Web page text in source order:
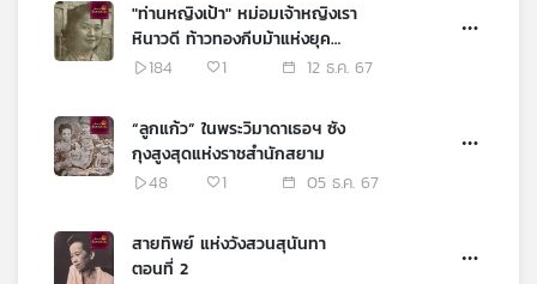
"ท่านหญิงเป้า" หม่อมเจ้าหญิงเรา
หินาวดี ท้าวทองกีบม้าแห่งยุค
รัชกาลที่ 9
184 1 12 ธ.ค. 67
“ลูกแก้ว” ในพระวิมาดาเธอฯ ซัง
กุงสูงสุดแห่งราชสำนักสยาม
48
1 05 ธ.ค. 67
สายทิพย์ แห่งวังสวนสุนันทา
ตอนที่ 2